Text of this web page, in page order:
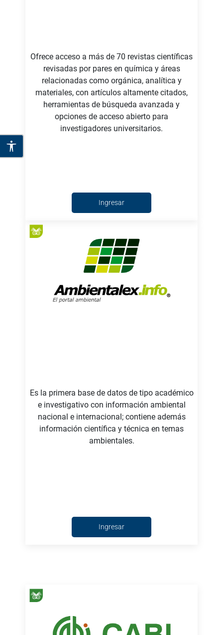
Ofrece acceso a más de 70 revistas científicas
revisadas por pares en química y áreas
relacionadas como orgánica, analítica y
materiales, con artículos altamente citados,
herramientas de búsqueda avanzada y
opciones de acceso abierto para
investigadores universitarios.
Ingresar
Es la primera base de datos de tipo académico
e investigativo con información ambiental
nacional e internacional; contiene además
información científica y técnica en temas
ambientales.
Ingresar